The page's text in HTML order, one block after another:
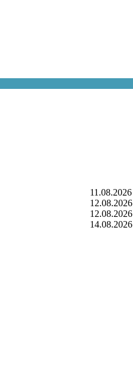
11.08.2026
12.08.2026
12.08.2026
14.08.2026